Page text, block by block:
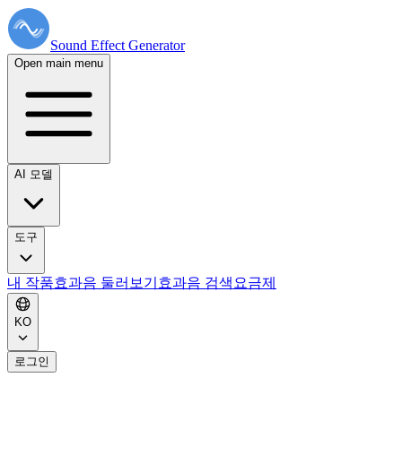
Sound Effect Generator
Open main menu
AI 모델
도구
내 작품효과음 둘러보기 효과음 검색 요금제
KO
로그인